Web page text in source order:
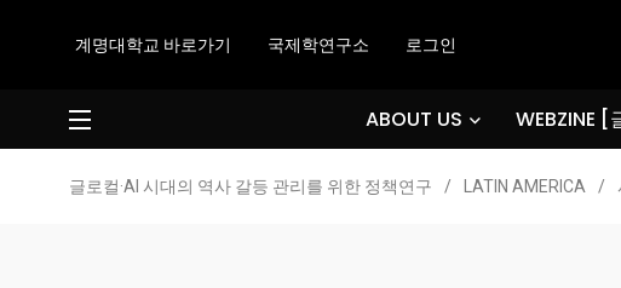
계명대학교 바로가기 국제학연구소 로그인
ABOUT US WEBZINE [
글로컬·AI 시대의 역사 갈등 관리를 위한 정책연구 / LATIN AMERICA /